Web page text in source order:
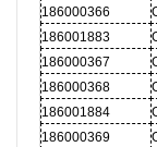
186000366
186001883
186000367
186000368
186001884
186000369